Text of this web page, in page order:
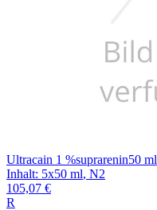
Ultracain 1 %suprarenin50 ml
Inhalt: 5x50 ml, N2
105,07 €
R